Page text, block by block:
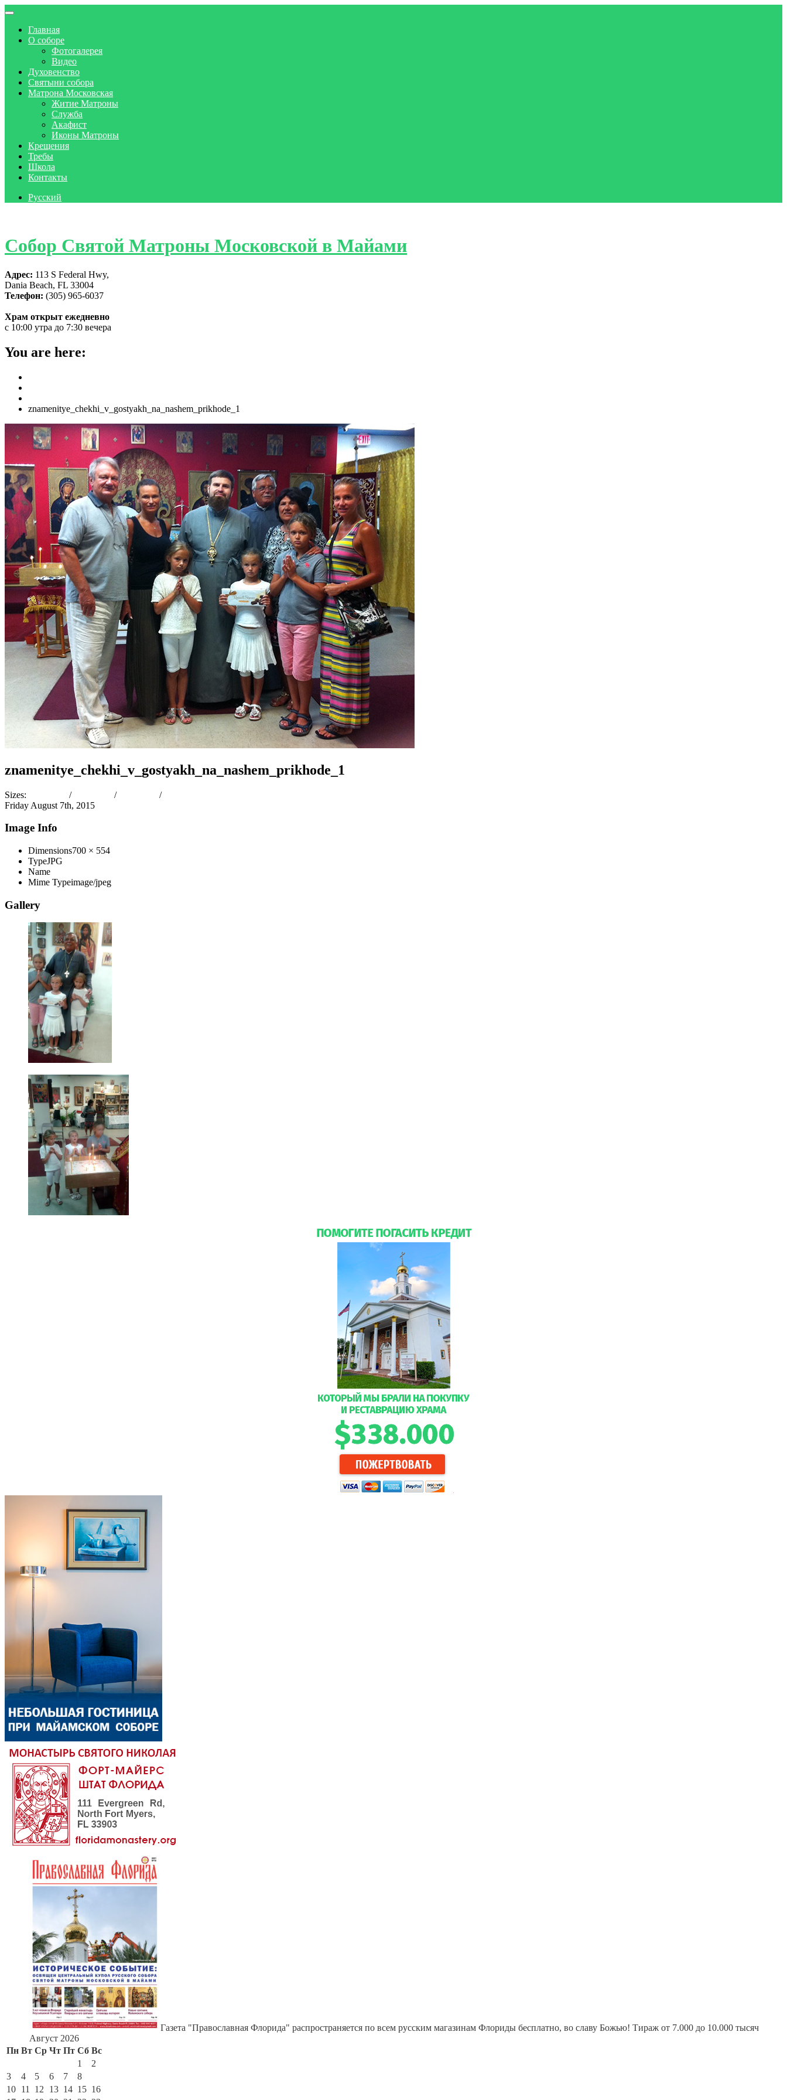
Главная
О соборе
Фотогалерея
Видео
Духовенство
Святыни собора
Матрона Московская
Житие Матроны
Служба
Акафист
Иконы Матроны
Крещения
Требы
Школа
Контакты
Русский
Собор Святой Матроны Московской в Майами
Адрес: 113 S Federal Hwy,
Dania Beach, FL 33004
Телефон: (305) 965-6037
Храм открыт ежедневно
с 10:00 утра до 7:30 вечера
You are here:
znamenitye_chekhi_v_gostyakh_na_nashem_prikhode_1
znamenitye_chekhi_v_gostyakh_na_nashem_prikhode_1
Sizes: / / /
Friday August 7th, 2015
Image Info
Dimensions700 × 554
TypeJPG
Name
Mime Typeimage/jpeg
Gallery
Газета "Православная Флорида" распространяется по всем русским магазинам Флориды бесплатно, во славу Божью! Тираж от 7.000 до 10.000 тысяч
Август 2026
Пн Вт Ср Чт Пт Сб Вс
1
2
3
4 5 6 7 8
10 11 12 13 14 15 16